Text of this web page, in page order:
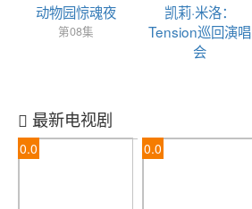
动物园惊魂夜
第08集
凯莉·米洛：
Tension巡回演唱
会
最新电视剧
0.0 0.0